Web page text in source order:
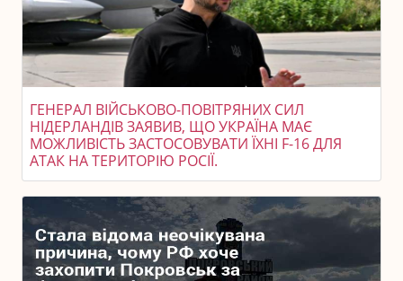
ГЕНЕРАЛ ВІЙСЬКОВО-ПОВІТРЯНИХ СИЛ
НІДЕРЛАНДІВ ЗАЯВИВ, ЩО УКРАЇНА МАЄ
МОЖЛИВІСТЬ ЗАСТОСОВУВАТИ ЇХНІ F-16 ДЛЯ
АТАК НА ТЕРИТОРІЮ РОСІЇ.